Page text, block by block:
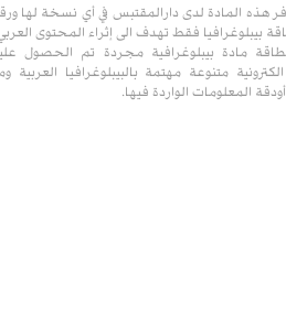
هذه المادة لدى دارالمقتبس في أي نسخة لها
بيبلوغرافيا فقط تهدف الى إثراء المحتوى
مادة بيبلوغرافية مجردة تم الحصول
متنوعة مهتمة بالبيبلوغرافيا
المعلومات الواردة فيها.